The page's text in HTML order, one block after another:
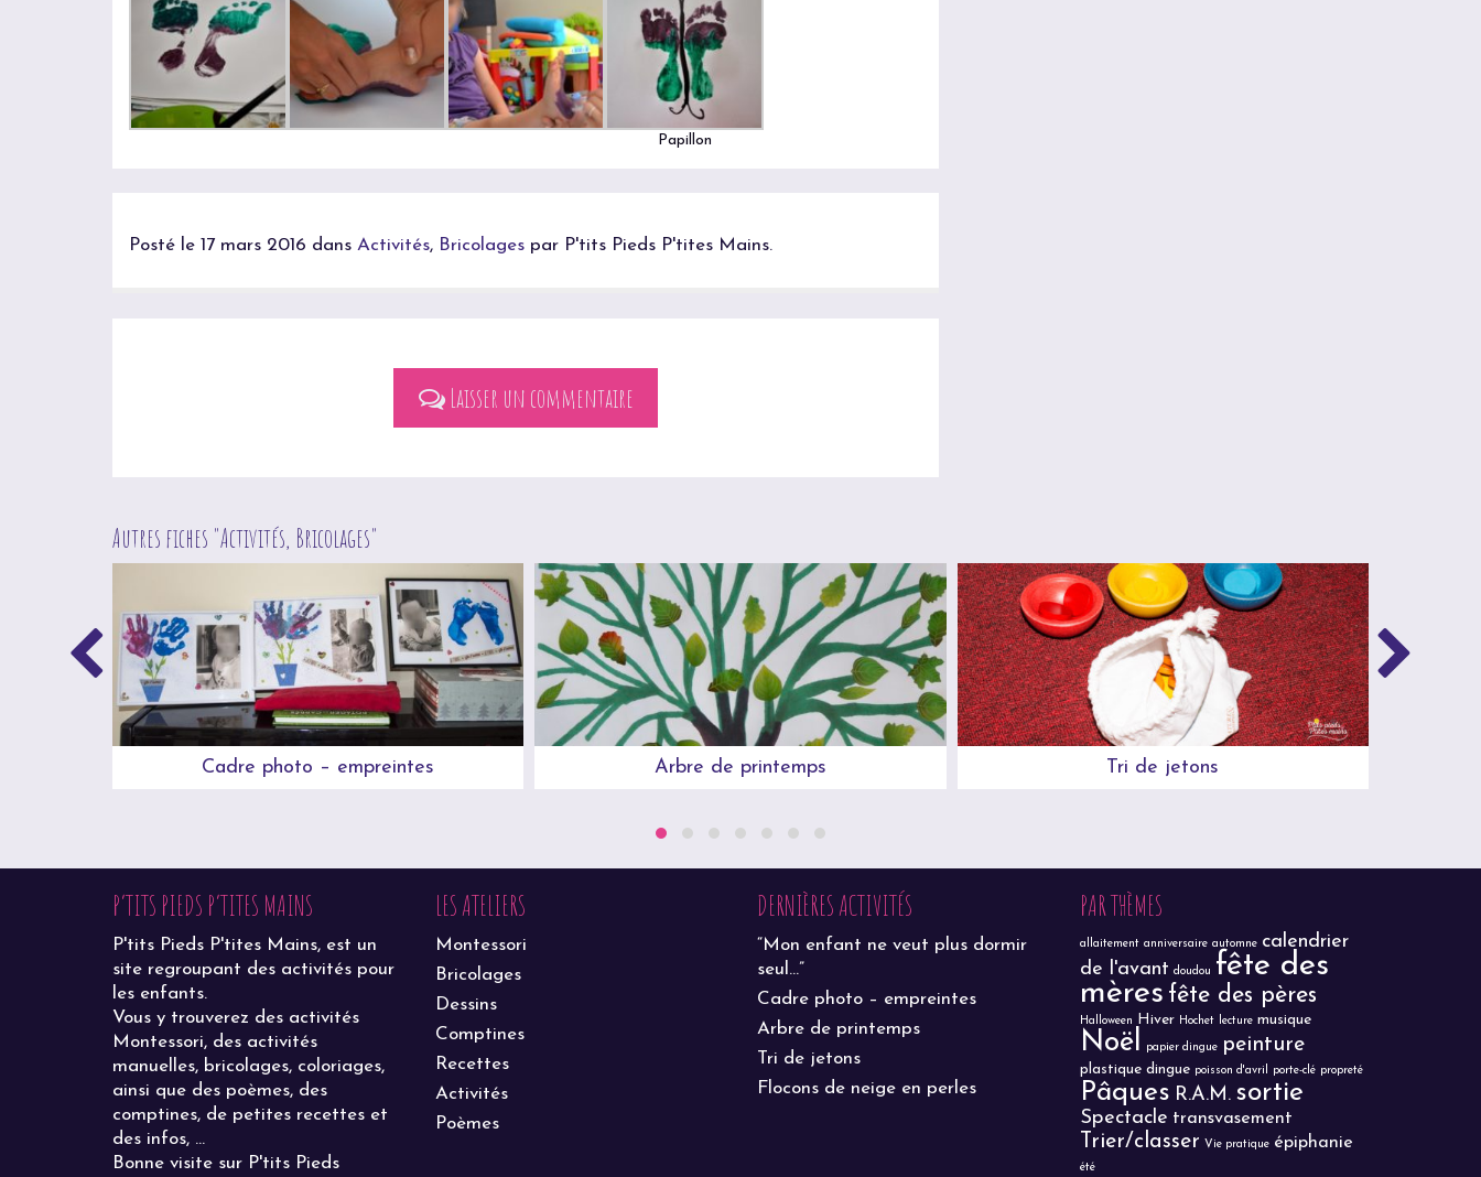
Papillon
Posté le 17 mars 2016 dans Activités, Bricolages par P'tits Pieds P'tites Mains.
Laisser un commentaire
Autres fiches "Activités, Bricolages"
Cadre photo – empreintes Arbre de printemps Tri de jetons
P’TITS PIEDS P’TITES MAINS
P'tits Pieds P'tites Mains, est un
site regroupant des activités pour
les enfants.
Vous y trouverez des activités
Montessori, des activités
manuelles, bricolages, coloriages,
ainsi que des poèmes, des
comptines, de petites recettes et
des infos, ...
Bonne visite sur P'tits Pieds
LES ATELIERS
Montessori
Bricolages
Dessins
Comptines
Recettes
Activités
Poèmes
DERNIÈRES ACTIVITÉS
“Mon enfant ne veut plus dormir
seul…”
Cadre photo – empreintes
Arbre de printemps
Tri de jetons
Flocons de neige en perles
PAR THÈMES
allaitement anniversaire automne calendrier
de l'avant doudou fête des
mères fête des pères
Halloween Hiver Hochet lecture musique
Noël papier dingue peinture
plastique dingue poisson d'avril porte-clé propreté
Pâques R.A.M. sortie
Spectacle transvasement
Trier/classer Vie pratique épiphanie
été